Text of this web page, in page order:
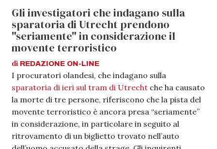
Gli investigatori che indagano sulla
sparatoria di Utrecht prendono
"seriamente" in considerazione il
movente terroristico
di REDAZIONE ON-LINE
I procuratori olandesi, che indagano sulla
sparatoria di ieri sul tram di Utrecht che ha causato
la morte di tre persone, riferiscono che la pista del
movente terroristico è ancora presa “seriamente”
in considerazione, in particolare in seguito al
ritrovamento di un biglietto trovato nell’auto